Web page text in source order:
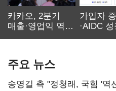
카카오, 2분기
매출·영업익 역대
가입자
·AIDC
주요 뉴스
송영길 측 "정청래, 국힘 '